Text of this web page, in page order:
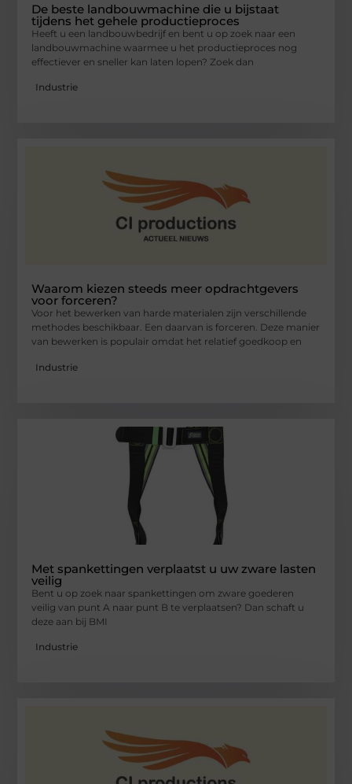
De beste landbouwmachine die u bijstaat
tijdens het gehele productieproces
Heeft u een landbouwbedrijf en bent u op zoek naar een
landbouwmachine waarmee u het productieproces nog
effectiever en sneller kan laten lopen? Zoek dan
Industrie
Waarom kiezen steeds meer opdrachtgevers
voor forceren?
Voor het bewerken van harde materialen zijn verschillende
methodes beschikbaar. Een daarvan is forceren. Deze manier
van bewerken is populair omdat het relatief goedkoop en
Industrie
Met spankettingen verplaatst u uw zware lasten
veilig
Bent u op zoek naar spankettingen om zware goederen
veilig van punt A naar punt B te verplaatsen? Dan schaft u
deze aan bij BMI
Industrie